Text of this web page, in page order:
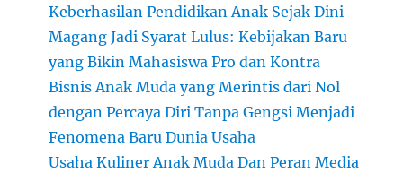
Keberhasilan Pendidikan Anak Sejak Dini
Magang Jadi Syarat Lulus: Kebijakan Baru
yang Bikin Mahasiswa Pro dan Kontra
Bisnis Anak Muda yang Merintis dari Nol
dengan Percaya Diri Tanpa Gengsi Menjadi
Fenomena Baru Dunia Usaha
Usaha Kuliner Anak Muda Dan Peran Media